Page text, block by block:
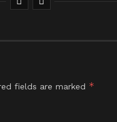
fields are marked *